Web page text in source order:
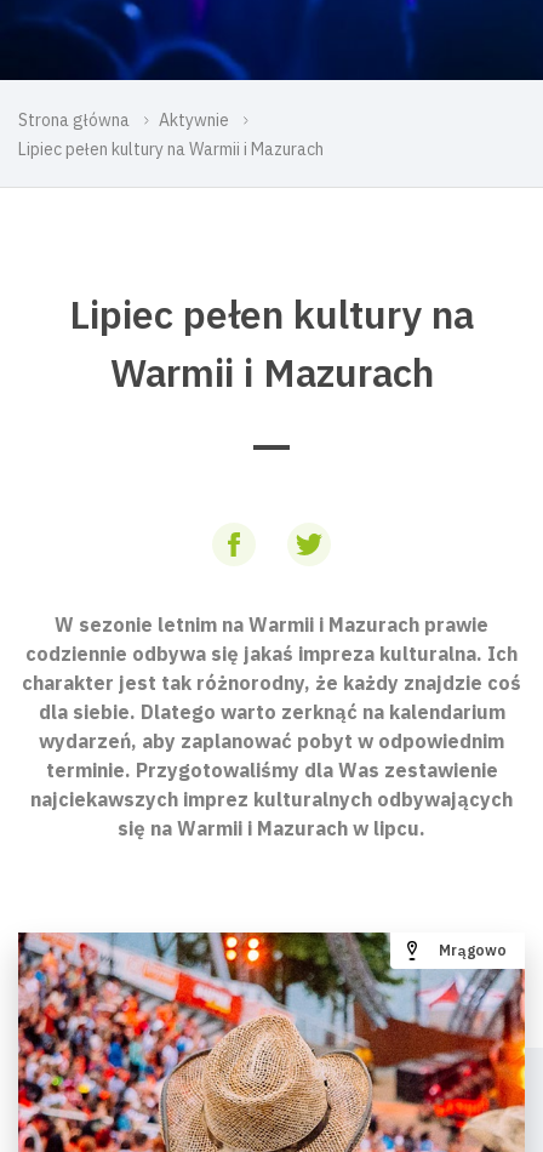
Strona główna
Aktywnie
Lipiec pełen kultury na Warmii i Mazurach
Lipiec pełen kultury na
Warmii i Mazurach
W sezonie letnim na Warmii i Mazurach prawie
codziennie odbywa się jakaś impreza kulturalna. Ich
charakter jest tak różnorodny, że każdy znajdzie coś
dla siebie. Dlatego warto zerknąć na kalendarium
wydarzeń, aby zaplanować pobyt w odpowiednim
terminie. Przygotowaliśmy dla Was zestawienie
najciekawszych imprez kulturalnych odbywających
się na Warmii i Mazurach w lipcu.
Mrągowo